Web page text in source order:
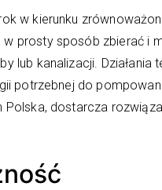
w kierunku
prosty sposób zbierać i
lub kanalizacji. Działania
potrzebnej do
dostarcza